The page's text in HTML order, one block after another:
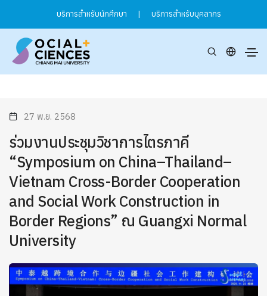
บริการสำหรับนักศึกษา | บริการสำหรับบุคลากร
27 พ.ย. 2568
ร่วมงานประชุมวิชาการไตรภาคี
“Symposium on China–Thailand–
Vietnam Cross-Border Cooperation
and Social Work Construction in
Border Regions” ณ Guangxi Normal
University